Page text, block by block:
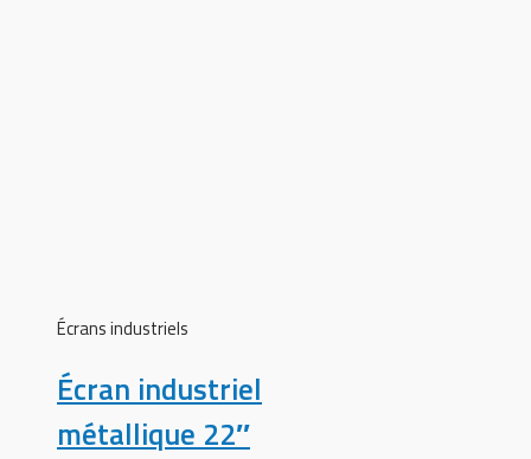
Écrans industriels
Écran industriel
métallique 22″